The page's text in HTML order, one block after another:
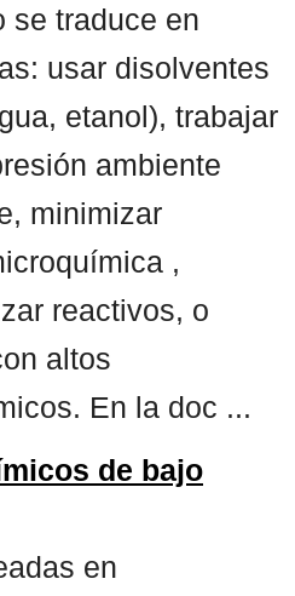
se traduce en
usar disolventes
etanol), trabajar
ambiente
minimizar
,
reactivos, o
altos
En la doc ...
de bajo
en